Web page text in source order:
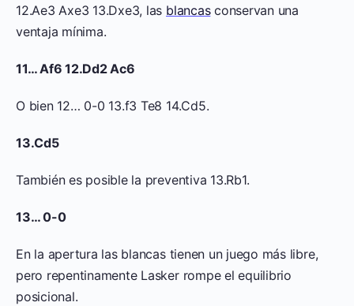
12.Ae3 Axe3 13.Dxe3, las blancasconservan una
ventaja mínima.
11… Af6 12.Dd2 Ac6
O bien 12… 0-0 13.f3 Te8 14.Cd5.
13.Cd5
También es posible la preventiva 13.Rb1.
13… 0-0
En la apertura las blancas tienen un juego más libre,
pero repentinamente Lasker rompe el equilibrio
posicional.